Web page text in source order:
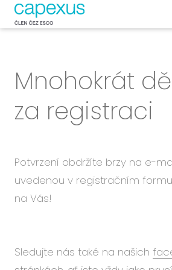
Mnohokrát
za registraci
Potvrzení obdržíte brzy na e-
uvedenou v registračním
na Vás!
Sledujte nás také na našich